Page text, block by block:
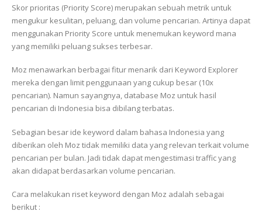
Skor prioritas (Priority Score) merupakan sebuah metrik untuk
mengukur kesulitan, peluang, dan volume pencarian. Artinya dapat
menggunakan Priority Score untuk menemukan keyword mana
yang memiliki peluang sukses terbesar.
Moz menawarkan berbagai fitur menarik dari Keyword Explorer
mereka dengan limit penggunaan yang cukup besar (10x
pencarian). Namun sayangnya, database Moz untuk hasil
pencarian di Indonesia bisa dibilang terbatas.
Sebagian besar ide keyword dalam bahasa Indonesia yang
diberikan oleh Moz tidak memiliki data yang relevan terkait volume
pencarian per bulan. Jadi tidak dapat mengestimasi traffic yang
akan didapat berdasarkan volume pencarian.
Cara melakukan riset keyword dengan Moz adalah sebagai
berikut :